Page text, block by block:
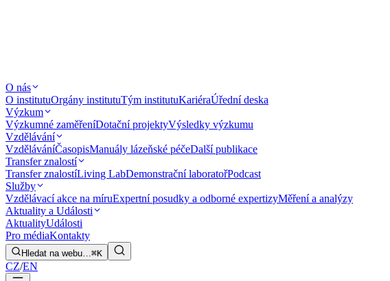
O nás
O institutuOrgány institutuTým institutuKariéraÚřední deska
Výzkum
Výzkumné zaměřeníDotační projektyVýsledky výzkumu
Vzdělávání
VzděláváníČasopisManuály lázeňské péčeDalší publikace
Transfer znalostí
Transfer znalostíLiving LabDemonstrační laboratořPodcast
Služby
Vzdělávací akce na míruExpertní posudky a odborné expertizyMěření a analýzy
Aktuality a Události
AktualityUdálosti
Pro médiaKontakty
Hledat na webu…⌘K
CZ/EN